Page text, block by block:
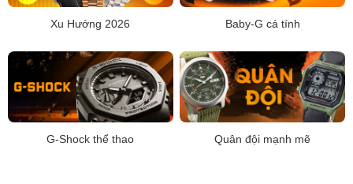
Xu Hướng 2026 Baby-G cá tính
G-Shock thể thao Quân đội mạnh mẽ